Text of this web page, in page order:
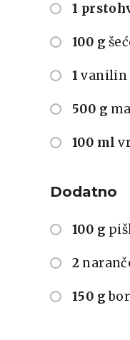
1
100 g
1 vanilin
500 g
100 ml
Dodatno
100 g
2
150 g